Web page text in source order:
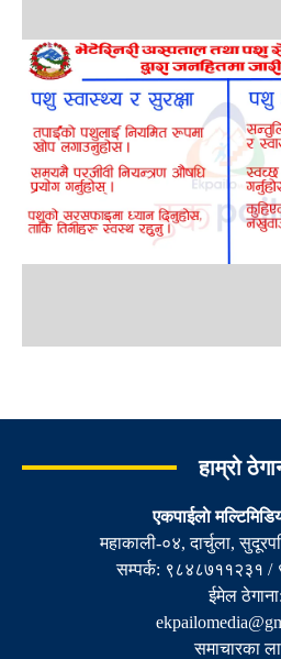
हाम्रो
एकपाईलाे
महाकाली-०४, दार्चुला,
सम्पर्क: ९८४८७११२३१
ईमेल ठेगाना:
समाचारका